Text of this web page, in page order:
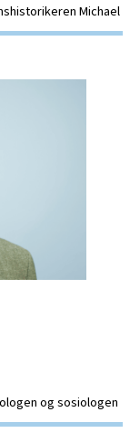
Michael
og sosiologen